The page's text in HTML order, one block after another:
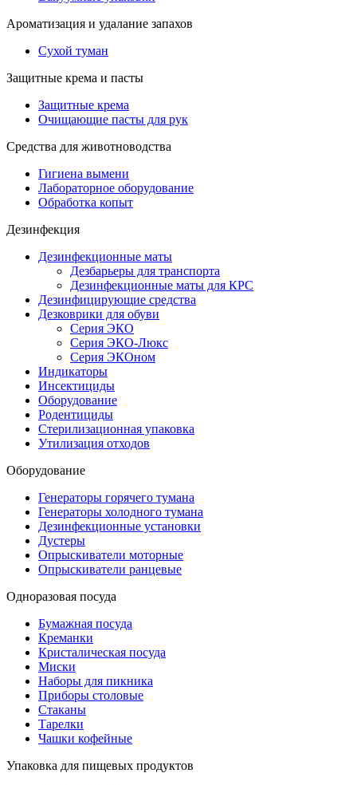
Ароматизация и удалание запахов
Сухой туман
Защитные крема и пасты
Защитные крема
Очищающие пасты для рук
Средства для животноводства
Гигиена вымени
Лабораторное оборудование
Обработка копыт
Дезинфекция
Дезинфекционные маты
Дезбарьеры для транспорта
Дезинфекционные маты для КРС
Дезинфицирующие средства
Дезковрики для обуви
Серия ЭКО
Серия ЭКО-Люкс
Серия ЭКОном
Индикаторы
Инсектициды
Оборудование
Родентициды
Стерилизационная упаковка
Утилизация отходов
Оборудование
Генераторы горячего тумана
Генераторы холодного тумана
Дезинфекционные установки
Дустеры
Опрыскиватели моторные
Опрыскиватели ранцевые
Одноразовая посуда
Бумажная посуда
Креманки
Кристалическая посуда
Миски
Наборы для пикника
Приборы столовые
Стаканы
Тарелки
Чашки кофейные
Упаковка для пищевых продуктов